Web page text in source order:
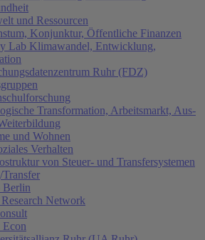
und Ressourcen
Konjunktur, Öffentliche Finanzen
Lab Klimawandel, Entwicklung,
Ruhr (FDZ)
Transformation, Arbeitsmarkt, Aus-
und Wohnen
Verhalten
von Steuer- und Transfersystemen
Transfer
Berlin
Network
Econ